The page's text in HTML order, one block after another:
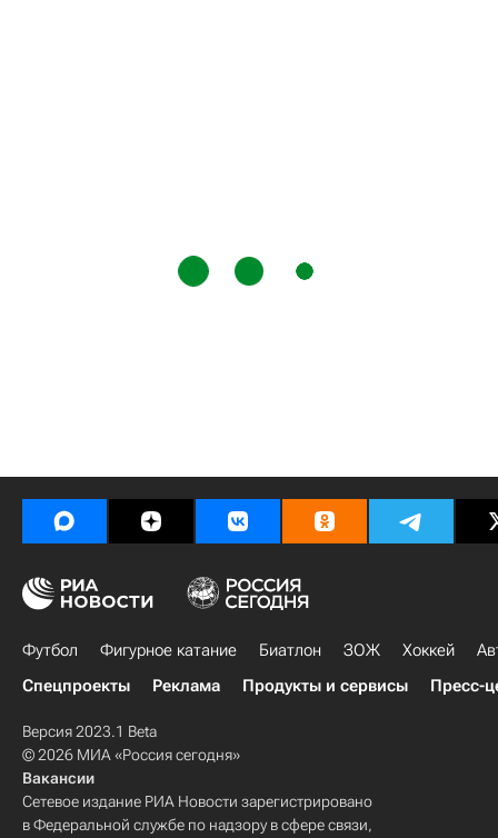
Футбол Фигурное катание Биатлон ЗОЖ Хоккей
Спецпроекты
Реклама Продукты и сервисы Пресс-
Версия 2023.1 Beta
© 2026 МИА «Россия сегодня»
Вакансии
Сетевое издание РИА Новости зарегистрировано
в Федеральной службе по надзору в сфере связи,